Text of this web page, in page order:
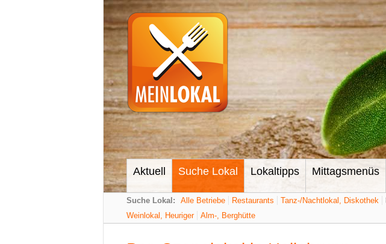
Aktuell Suche Lokal Lokaltipps Mittagsmenüs
Suche Lokal: Alle Betriebe Restaurants Tanz-/Nachtlokal, Diskothek
Weinlokal, Heuriger
Alm-, Berghütte